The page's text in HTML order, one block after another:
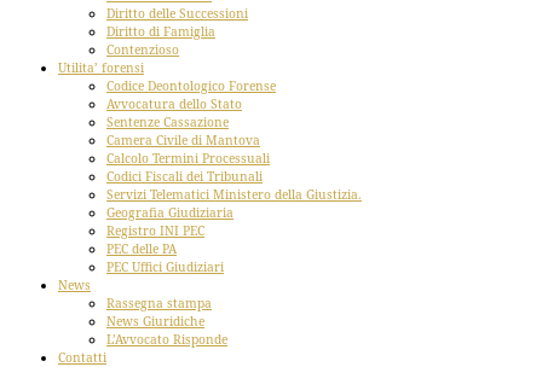
Diritto delle Successioni
Diritto di Famiglia
Contenzioso
Utilita’ forensi
Codice Deontologico Forense
Avvocatura dello Stato
Sentenze Cassazione
Camera Civile di Mantova
Calcolo Termini Processuali
Codici Fiscali dei Tribunali
Servizi Telematici Ministero della Giustizia.
Geografia Giudiziaria
Registro INI PEC
PEC delle PA
PEC Uffici Giudiziari
News
Rassegna stampa
News Giuridiche
L’Avvocato Risponde
Contatti